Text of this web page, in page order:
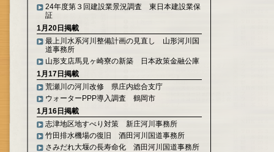
24年度第３回建設業景況調査 東日本建設業保
証
1月20日掲載
最上川水系河川整備計画の見直し 山形河川国
道事務所
山形支店馬見ヶ崎寮の新築 日本政策金融公庫
1月17日掲載
荒瀬川の河川改修 県庄内総合支庁
ウォーターPPP導入調査 鶴岡市
1月16日掲載
志津地区地すべり対策 新庄河川事務所
竹田排水機場の復旧 酒田河川国道事務所
さみだれ大堰の長寿命化 酒田河川国道事務所